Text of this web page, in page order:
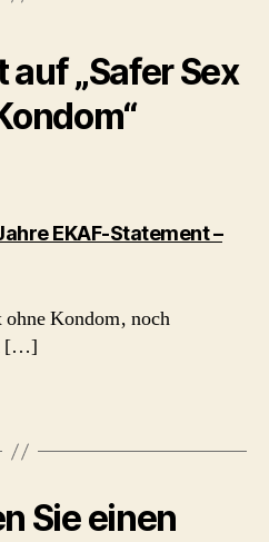
„Safer Sex
EKAF-Statement –
Kondom‚ noch
[…]
Sie einen